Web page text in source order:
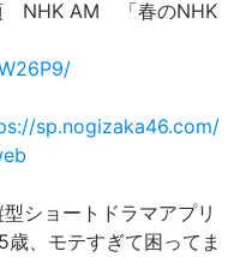
NHK AM 「春のNHK
sp.nogizaka46.com/
ショートドラマアプリ
、モテすぎて困ってま